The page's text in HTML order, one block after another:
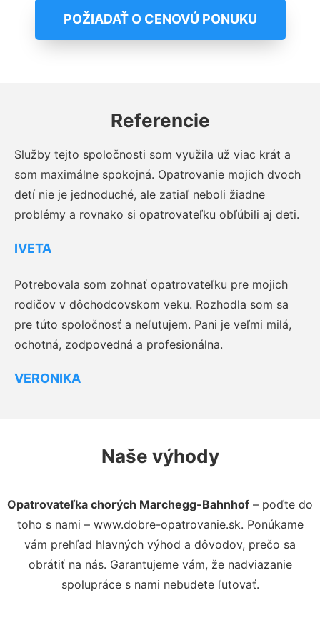
POŽIADAŤ O CENOVÚ PONUKU
Referencie
Služby tejto spoločnosti som využila už viac krát a
som maximálne spokojná. Opatrovanie mojich dvoch
detí nie je jednoduché, ale zatiaľ neboli žiadne
problémy a rovnako si opatrovateľku obľúbili aj deti.
IVETA
Potrebovala som zohnať opatrovateľku pre mojich
rodičov v dôchodcovskom veku. Rozhodla som sa
pre túto spoločnosť a neľutujem. Pani je veľmi milá,
ochotná, zodpovedná a profesionálna.
VERONIKA
Naše výhody
Opatrovateľka chorých Marchegg-Bahnhof – poďte do
toho s nami – www.dobre-opatrovanie.sk. Ponúkame
vám prehľad hlavných výhod a dôvodov, prečo sa
obrátiť na nás. Garantujeme vám, že nadviazanie
spolupráce s nami nebudete ľutovať.